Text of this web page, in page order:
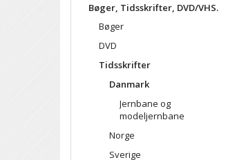
Bøger, Tidsskrifter, DVD/VHS.
Bøger
DVD
Tidsskrifter
Danmark
Jernbane og
modeljernbane
Norge
Sverige